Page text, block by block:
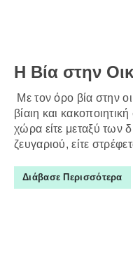
Η Βία στην
Με τον όρο βία στην
βίαιη και
χώρα είτε μεταξύ των
ζευγαριού, είτε
Διάβασε Περισσότερα